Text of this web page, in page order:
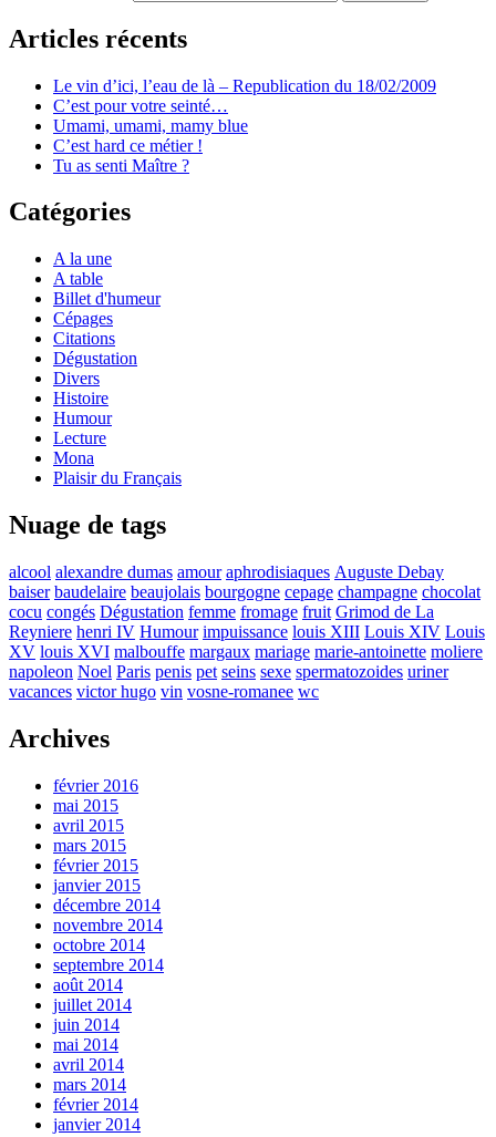
Articles récents
Le vin d’ici, l’eau de là – Republication du 18/02/2009
C’est pour votre seinté…
Umami, umami, mamy blue
C’est hard ce métier !
Tu as senti Maître ?
Catégories
A la une
A table
Billet d'humeur
Cépages
Citations
Dégustation
Divers
Histoire
Humour
Lecture
Mona
Plaisir du Français
Nuage de tags
alcool alexandre dumas amour aphrodisiaques Auguste Debay
baiser baudelaire beaujolais bourgogne cepage champagne chocolat
cocu congés Dégustation femme fromage fruit Grimod de La
Reyniere henri IV Humour impuissance louis XIII Louis XIV Louis
XV louis XVI malbouffe margaux mariage marie-antoinette moliere
napoleon Noel Paris penis pet seins sexe spermatozoides uriner
vacances victor hugo vin vosne-romanee wc
Archives
février 2016
mai 2015
avril 2015
mars 2015
février 2015
janvier 2015
décembre 2014
novembre 2014
octobre 2014
septembre 2014
août 2014
juillet 2014
juin 2014
mai 2014
avril 2014
mars 2014
février 2014
janvier 2014